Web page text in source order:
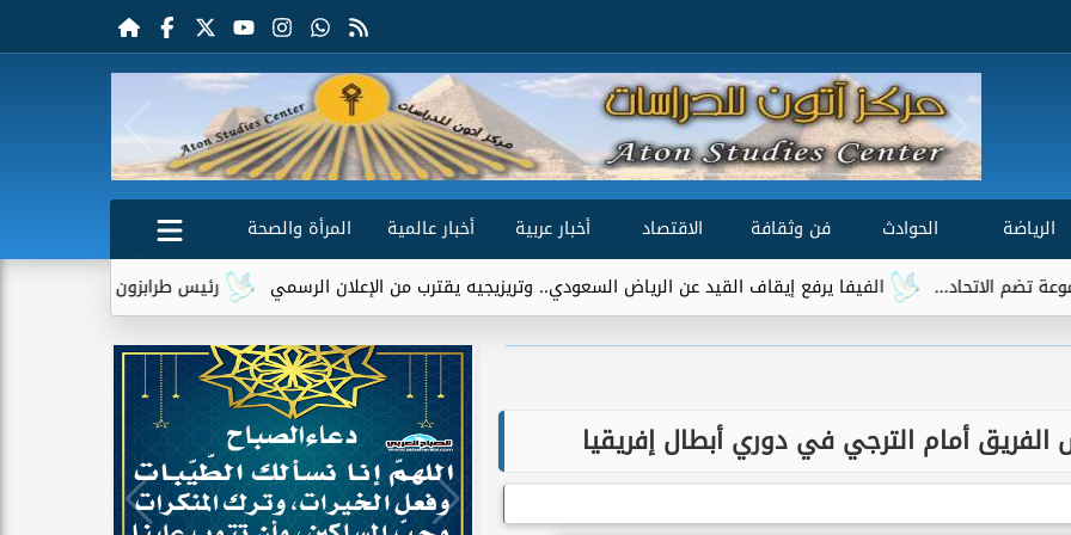
الرياضة الحوادث فن وثقافة الاقتصاد أخبار عربية أخبار عالمية
المرأة والصحة
رئيس طرابزون سبور يكشف دور تريزيجيه
الفيفا يرفع إيقاف القيد عن الرياض السعودي.. وتريزيجيه يقترب من الإعلان الرسمي
أمام الترجي في دوري أبطال إفريقيا